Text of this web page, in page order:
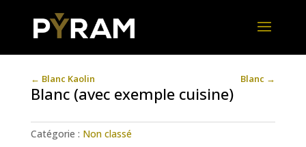
← Blanc Kaolin Blanc →
Blanc (avec exemple cuisine)
Catégorie : Non classé